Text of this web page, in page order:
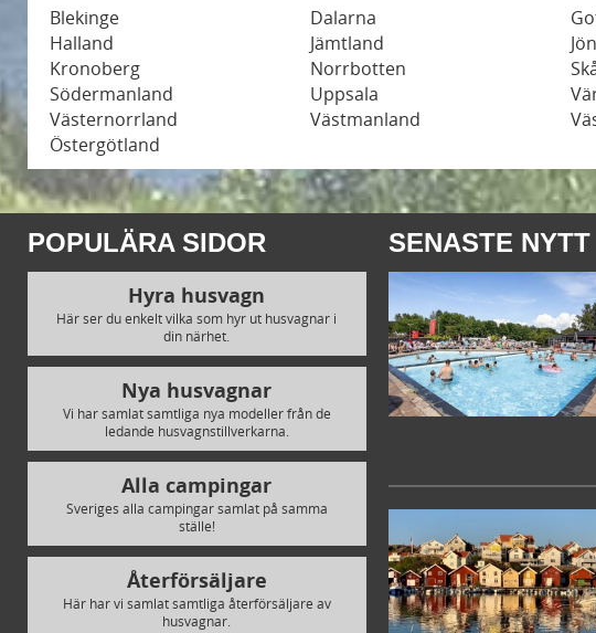
Blekinge Dalarna
Halland
Jämtland
Kronoberg
Norrbotten
Södermanland
Uppsala
Västernorrland
Västmanland
Östergötland
POPULÄRA SIDOR
Hyra husvagn
Här ser du enkelt vilka som hyr ut husvagnar i
din närhet.
Nya husvagnar
Vi har samlat samtliga nya modeller från de
ledande husvagnstillverkarna.
Alla campingar
Sveriges alla campingar samlat på samma
ställe!
Återförsäljare
Här har vi samlat samtliga återförsäljare av
husvagnar.
SENASTE NYTT